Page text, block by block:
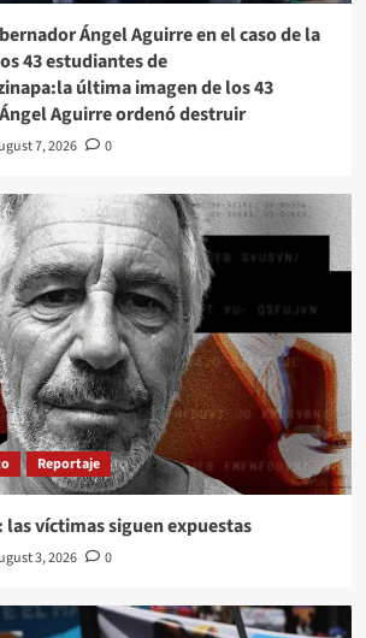
Ángel Aguirre en el caso de la
43 estudiantes de
última imagen de los 43
Aguirre ordenó destruir
7, 2026 0
Reportaje
víctimas siguen expuestas
3, 2026 0